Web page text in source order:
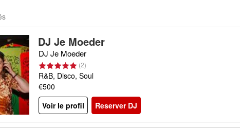
DJ Je Moeder
DJ Je Moeder
(2)
R&B, Disco, Soul
€500
Voir le profil
Reserver DJ